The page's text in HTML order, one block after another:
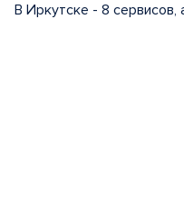
В Иркутске - 8 сервисов,